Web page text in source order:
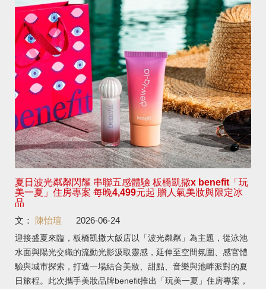
夏日波光粼粼閃耀 串聯五感體驗 板橋凱撒x benefit「玩
美一夏」住房專案 每晚4,499元起 贈人氣美妝與限定冰
品
文：
陳怡瑄 2026-06-24
迎接盛夏來臨，板橋凱撒大飯店以「波光粼粼」為主題，從泳池
水面與陽光交織的流動光影汲取靈感，延伸至空間氛圍、感官體
驗與城市探索，打造一場結合美妝、甜點、音樂與池畔派對的夏
日旅程。此次攜手美妝品牌benefit推出「玩美一夏」住房專案，